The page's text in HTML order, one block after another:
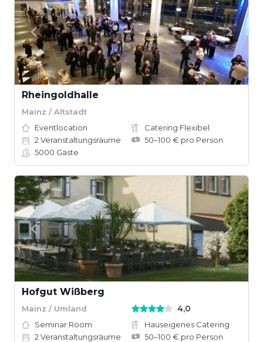
Rheingoldhalle
Mainz / Altstadt
Eventlocation
Catering Flexibel
2 Veranstaltungsräume
50–100 € pro Person
5000 Gäste
Hofgut Wißberg
Mainz / Umland 4,0
Seminar Room
Hauseigenes Catering
2 Veranstaltungsräume 50–100 € pro Person